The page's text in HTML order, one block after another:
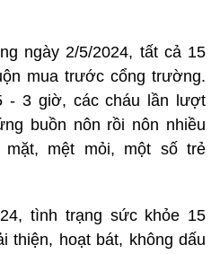
ngày 2/5/2024, tất cả 15
mua trước cổng trường.
- 3 giờ, các cháu lần lượt
buồn nôn rồi nôn nhiều
mặt, mệt mỏi, một số trẻ
tình trạng sức khỏe 15
thiện, hoạt bát, không dấu